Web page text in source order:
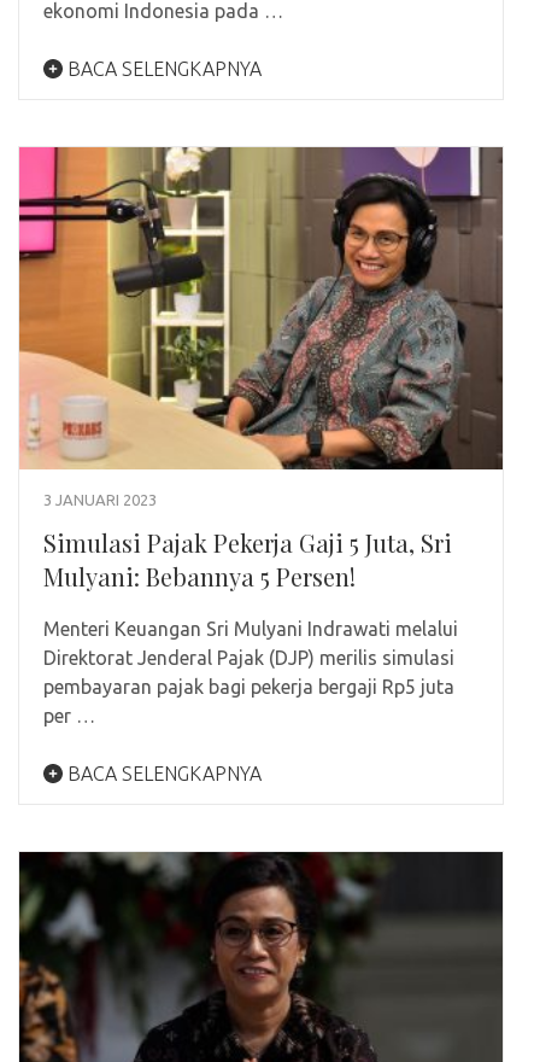
ekonomi Indonesia pada …
BACA SELENGKAPNYA
3 JANUARI 2023
Simulasi Pajak Pekerja Gaji 5 Juta, Sri
Mulyani: Bebannya 5 Persen!
Menteri Keuangan Sri Mulyani Indrawati melalui
Direktorat Jenderal Pajak (DJP) merilis simulasi
pembayaran pajak bagi pekerja bergaji Rp5 juta
per …
BACA SELENGKAPNYA